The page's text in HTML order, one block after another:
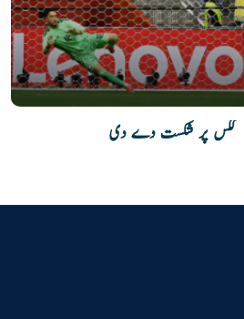
ککس پر شکست دے دی